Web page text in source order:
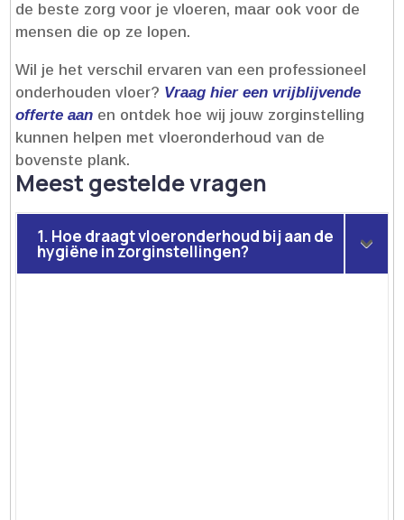
de beste zorg voor je vloeren, maar ook voor de
mensen die op ze lopen.​
Wil je het verschil ervaren van een professioneel
onderhouden vloer? Vraag hier een vrijblijvende
offerte aan en ontdek hoe wij jouw zorginstelling
kunnen helpen met vloeronderhoud van de
bovenste plank.​
Meest gestelde vragen
1. Hoe draagt vloeronderhoud bij aan de
hygiëne in zorginstellingen?